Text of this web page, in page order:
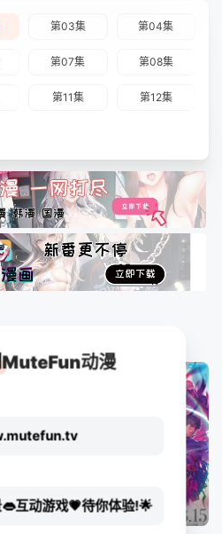
第03集 第04集
第07集 第08集
第11集 第12集
12集全 剧场版
MuteFun动漫
互动游戏💗待你体验!🌟